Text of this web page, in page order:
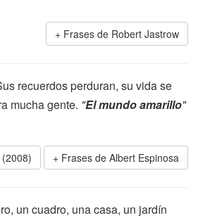
Frases de Robert Jastrow
recuerdos perduran, su vida se
mucha gente. "El mundo amarillo"
Frases de Albert Espinosa
un cuadro, una casa, un jardín